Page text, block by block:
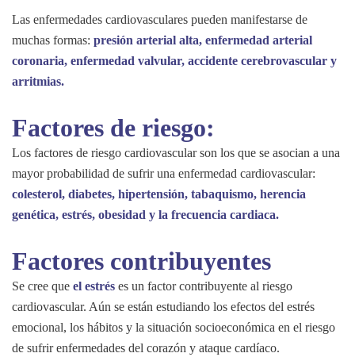
Las enfermedades cardiovasculares pueden manifestarse de
muchas formas: presión arterial alta, enfermedad arterial
coronaria, enfermedad valvular, accidente cerebrovascular y
arritmias.
Factores de riesgo:
Los factores de riesgo cardiovascular son los que se asocian a una
mayor probabilidad de sufrir una enfermedad cardiovascular:
colesterol, diabetes, hipertensión, tabaquismo, herencia
genética, estrés, obesidad y la frecuencia cardiaca.
Factores contribuyentes
Se cree que el estrés es un factor contribuyente al riesgo
cardiovascular. Aún se están estudiando los efectos del estrés
emocional, los hábitos y la situación socioeconómica en el riesgo
de sufrir enfermedades del corazón y ataque cardíaco.